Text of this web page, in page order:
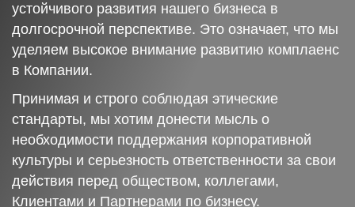
устойчивого развития нашего бизнеса в
долгосрочной перспективе. Это означает, что мы
уделяем высокое внимание развитию комплаенс
в Компании.
Принимая и строго соблюдая этические
стандарты, мы хотим донести мысль о
необходимости поддержания корпоративной
культуры и серьезность ответственности за свои
действия перед обществом, коллегами,
Клиентами и Партнерами по бизнесу.